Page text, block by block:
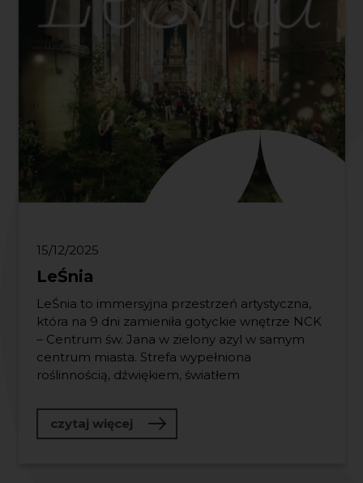
15/12/2025
LeŚnia
LeŚnia to immersyjna przestrzeń artystyczna,
która na 9 dni zamieniła gotyckie wnętrze NCK
– Centrum św. Jana w zielony azyl w samym
centrum miasta. Strefa wypełniona
roślinnością, dźwiękiem, światłem
czytaj więcej o LeŚnia